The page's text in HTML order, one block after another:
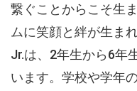
繋ぐことからこそ生
ムに笑顔と絆が生ま
Jr.は、2年生から6年
います。学校や学年